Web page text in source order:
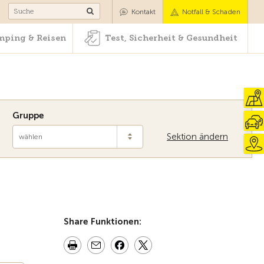
& Reisen Test, Sicherheit & Gesundheit
Kontakt Notfall & Schaden
& Reisen Test, Sicherheit & Gesundheit
Sektion ändern
Gruppe
wählen
Share Funktionen: